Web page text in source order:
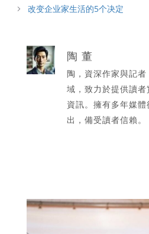
改变企业家生活的5个决定
陶 董
陶，資深作家與記
域，致力於提供讀
資訊。擁有多年媒
出，備受讀者信賴。